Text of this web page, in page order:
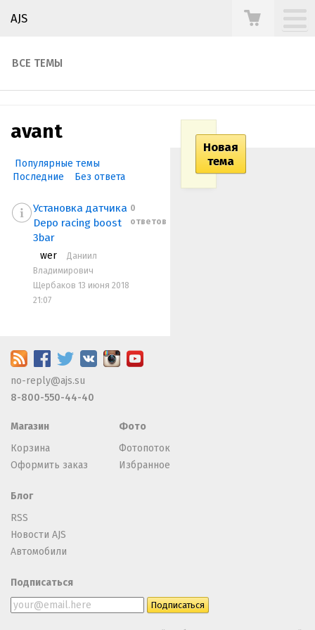
AJS
ВСЕ ТЕМЫ
avant
Популярные темы
Последние
Без ответа
Установка датчика
Depo racing boost
3bar
wer
Даниил
Владимирович
Щербаков 13 июня 2018
21:07
0
ответов
Новая
тема
no-reply@ajs.su
8-800-550-44-40
Магазин
Корзина
Оформить заказ
Фото
Фотопоток
Избранное
Блог
RSS
Новости AJS
Автомобили
Подписаться